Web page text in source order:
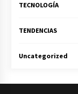
TECNOLOGÍA
TENDENCIAS
Uncategorized